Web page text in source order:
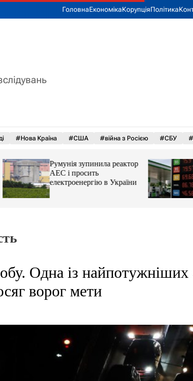
ГоловнаЕкономікаКорупціяПолітика
#Нова Країна #США #війна з Росією #СБУ
Румунія зупинила реактор
АЕС і просить
електроенергію в України
В
Одна із найпотужніших
ворог мети